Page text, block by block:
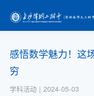
感悟数学魅力！这
穷
学科活动 | 2024-05-03